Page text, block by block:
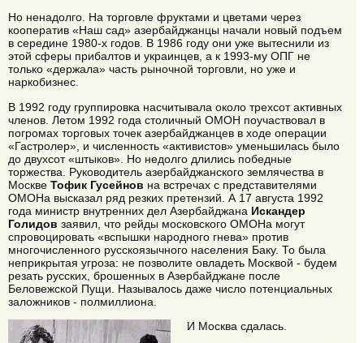
Но ненадолго. На торговле фруктами и цветами через
кооператив «Наш сад» азербайджанцы начали новый подъем
в середине 1980-х годов. В 1986 году они уже вытеснили из
этой сферы прибалтов и украинцев, а к 1993-му ОПГ не
только «держала» часть рыночной торговли, но уже и
наркобизнес.
В 1992 году группировка насчитывала около трехсот активных
членов. Летом 1992 года столичный ОМОН поучаствовал в
погромах торговых точек азербайджанцев в ходе операции
«Гастролер», и численность «активистов» уменьшилась было
до двухсот «штыков». Но недолго длились победные
торжества. Руководитель азербайджанского землячества в
Москве Тофик Гусейнов на встречах с представителями
ОМОНа высказал ряд резких претензий. А 17 августа 1992
года министр внутренних дел Азербайджана Искандер
Голидов заявил, что рейды московского ОМОНа могут
спровоцировать «вспышки народного гнева» против
многочисленного русскоязычного населения Баку. То была
неприкрытая угроза: не позволите овладеть Москвой - будем
резать русских, брошенных в Азербайджане после
Беловежской Пущи. Называлось даже число потенциальных
заложников - полмиллиона.
И Москва сдалась.